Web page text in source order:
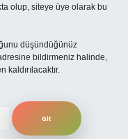
olup, siteye üye olarak bu
düşündüğünüz
bildirmeniz halinde,